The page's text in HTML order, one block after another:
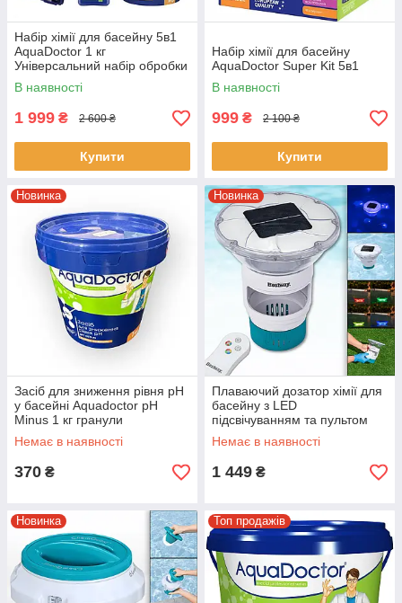
Набір хімії для басейну 5в1
AquaDoctor 1 кг
Універсальний набір обробки
басейну
В наявності
1 999 ₴ 2 600 ₴
Купити
Набір хімії для басейну
AquaDoctor Super Kit 5в1
В наявності
999 ₴ 2 100 ₴
Купити
Новинка
Засіб для зниження рівня pH
у басейні Aquadoctor pH
Minus 1 кг гранули
Немає в наявності
370 ₴
Новинка
Плаваючий дозатор хімії для
басейну з LED
підсвічуванням та пультом
ДУ Bestway 58943
Немає в наявності
1 449 ₴
Новинка Топ продажів